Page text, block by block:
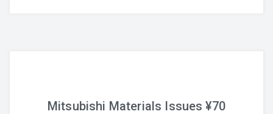
Mitsubishi Materials Issues ¥70